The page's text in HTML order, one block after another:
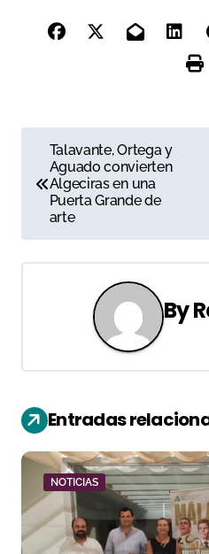
a
e
c
i
ó
n
d
e
Talavante, Ortega y
Aguado convierten
Algeciras en una
Puerta Grande de
arte
By
Entradas
NOTICIAS